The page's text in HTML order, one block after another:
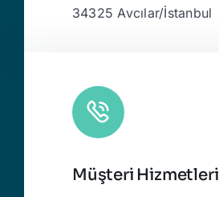
34325 Avcılar/İstanbul
Müşteri Hizmetleri